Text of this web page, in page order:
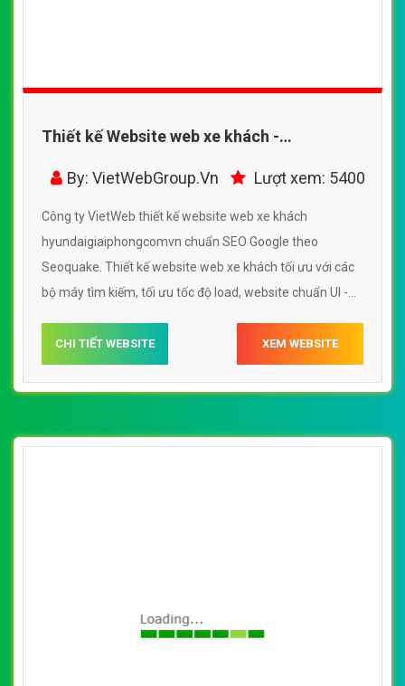
Thiết kế Website web xe khách -
hyundaigiaiphongcomvn
By: VietWebGroup.Vn Lượt xem: 5400
Công ty VietWeb thiết kế website web xe khách
hyundaigiaiphongcomvn chuẩn SEO Google theo
Seoquake. Thiết kế website web xe khách tối ưu với các
bộ máy tìm kiếm, tối ưu tốc độ load, website chuẩn UI -
xe khách hyundaigiaiphongcomvn
CHI TIẾT WEBSITE XEM WEBSITE